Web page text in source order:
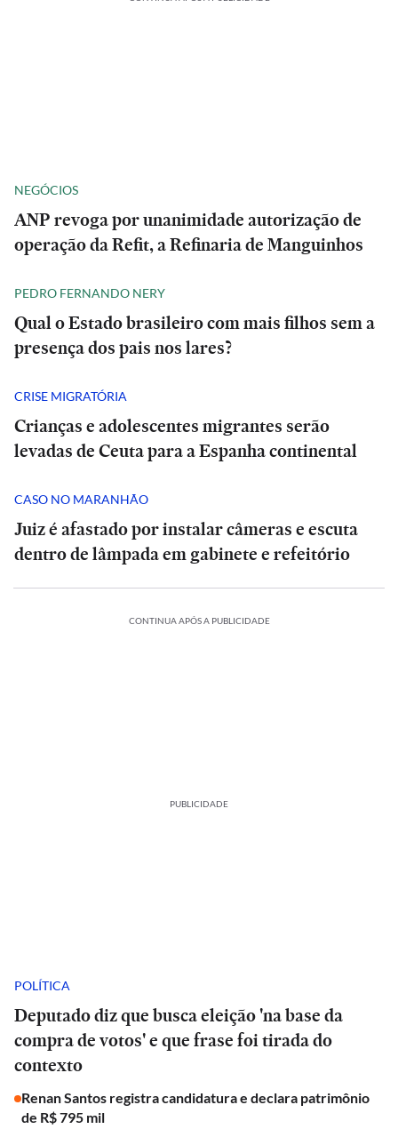
NEGÓCIOS
ANP revoga por unanimidade autorização de
operação da Refit, a Refinaria de Manguinhos
PEDRO FERNANDO NERY
Qual o Estado brasileiro com mais filhos sem a
presença dos pais nos lares?
CRISE MIGRATÓRIA
Crianças e adolescentes migrantes serão
levadas de Ceuta para a Espanha continental
CASO NO MARANHÃO
Juiz é afastado por instalar câmeras e escuta
dentro de lâmpada em gabinete e refeitório
CONTINUA APÓS A PUBLICIDADE
PUBLICIDADE
POLÍTICA
Deputado diz que busca eleição 'na base da
compra de votos' e que frase foi tirada do
contexto
Renan Santos registra candidatura e declara patrimônio
de R$ 795 mil